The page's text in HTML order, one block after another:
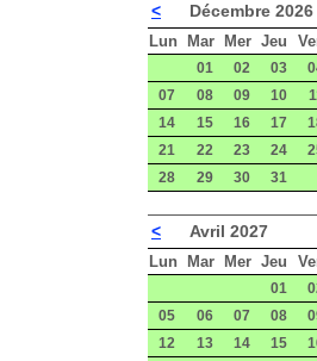
< Décembre 2026
Lun Mar Mer Jeu
01 02 03
07
08 09 10
14
15 16 17
21
22 23 24
28
29 30 31
< Avril 2027
Lun Mar Mer Jeu
01
05
06 07 08
12
13 14 15